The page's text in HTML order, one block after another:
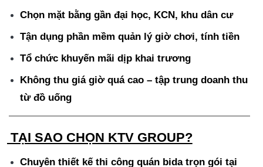
Chọn mặt bằng gần đại học, KCN, khu dân cư
Tận dụng phần mềm quản lý giờ chơi, tính tiền
Tổ chức khuyến mãi dịp khai trương
Không thu giá giờ quá cao – tập trung doanh thu
từ đồ uống
TẠI SAO CHỌN KTV GROUP?
Chuyên thiết kế thi công quán bida trọn gói tại